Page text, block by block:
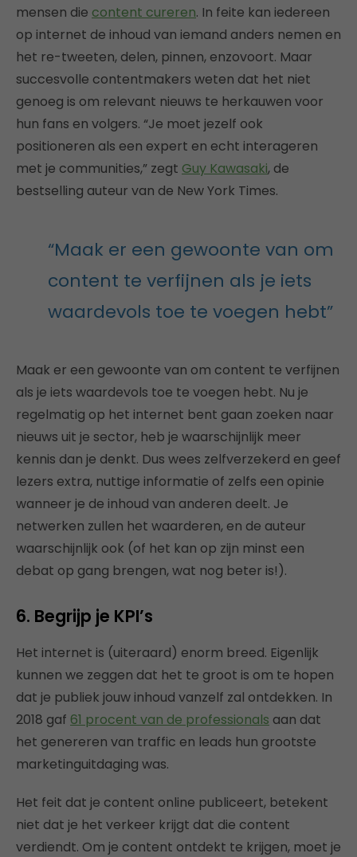
mensen die content cureren. In feite kan iedereen
op internet de inhoud van iemand anders nemen en
het re-tweeten, delen, pinnen, enzovoort. Maar
succesvolle contentmakers weten dat het niet
genoeg is om relevant nieuws te herkauwen voor
hun fans en volgers. “Je moet jezelf ook
positioneren als een expert en echt interageren
met je communities,” zegt Guy Kawasaki, de
bestselling auteur van de New York Times.
“Maak er een gewoonte van om
content te verfijnen als je iets
waardevols toe te voegen hebt”
Maak er een gewoonte van om content te verfijnen
als je iets waardevols toe te voegen hebt. Nu je
regelmatig op het internet bent gaan zoeken naar
nieuws uit je sector, heb je waarschijnlijk meer
kennis dan je denkt. Dus wees zelfverzekerd en geef
lezers extra, nuttige informatie of zelfs een opinie
wanneer je de inhoud van anderen deelt. Je
netwerken zullen het waarderen, en de auteur
waarschijnlijk ook (of het kan op zijn minst een
debat op gang brengen, wat nog beter is!).
6. Begrijp je KPI’s
Het internet is (uiteraard) enorm breed. Eigenlijk
kunnen we zeggen dat het te groot is om te hopen
dat je publiek jouw inhoud vanzelf zal ontdekken. In
2018 gaf 61 procent van de professionals aan dat
het genereren van traffic en leads hun grootste
marketinguitdaging was.
Het feit dat je content online publiceert, betekent
niet dat je het verkeer krijgt dat die content
verdiendt. Om je content ontdekt te krijgen, moet je